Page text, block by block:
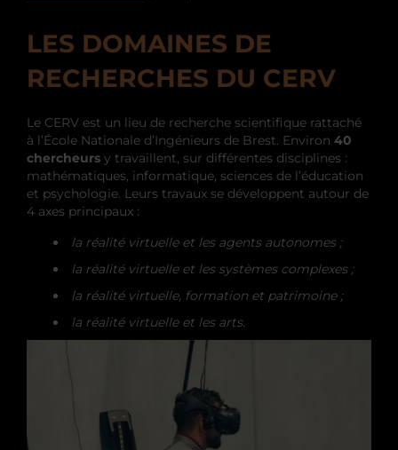
LES DOMAINES DE
RECHERCHES DU CERV
Le CERV est un lieu de recherche scientifique rattaché
à l’École Nationale d’Ingénieurs de Brest. Environ 40
chercheurs y travaillent, sur différentes disciplines :
mathématiques, informatique, sciences de l’éducation
et psychologie. Leurs travaux se développent autour de
4 axes principaux :
la réalité virtuelle et les agents autonomes ;
la réalité virtuelle et les systèmes complexes ;
la réalité virtuelle, formation et patrimoine ;
la réalité virtuelle et les arts.